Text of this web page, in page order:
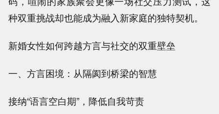
种双重挑战却也能成为融入新家庭的独特契机。
新婚女性如何跨越方言与社交的双重壁垒
一、方言困境：从隔阂到桥梁的智慧
接纳“语言空白期”，降低自我苛责